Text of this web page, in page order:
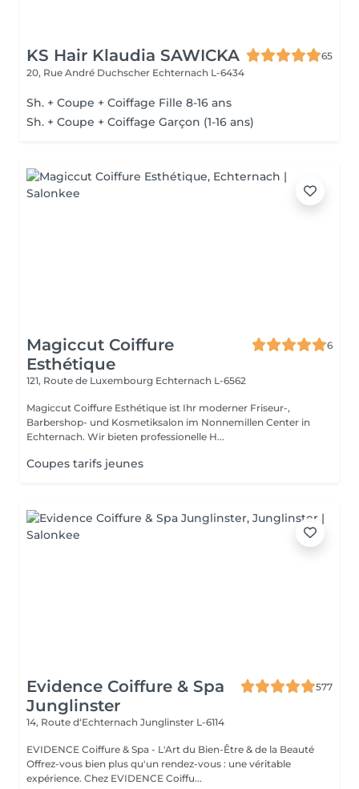
KS Hair Klaudia SAWICKA
65
20, Rue André Duchscher Echternach L-6434
Sh. + Coupe + Coiffage Fille 8-16 ans
Sh. + Coupe + Coiffage Garçon (1-16 ans)
Magiccut Coiffure
Esthétique
6
121, Route de Luxembourg Echternach L-6562
Magiccut Coiffure Esthétique ist Ihr moderner Friseur-,
Barbershop- und Kosmetiksalon im Nonnemillen Center in
Echternach. Wir bieten professionelle H...
Coupes tarifs jeunes
Evidence Coiffure & Spa
Junglinster
577
14, Route d‘Echternach Junglinster L-6114
EVIDENCE Coiffure & Spa - L'Art du Bien-Être & de la Beauté
Offrez-vous bien plus qu'un rendez-vous : une véritable
expérience. Chez EVIDENCE Coiffu...